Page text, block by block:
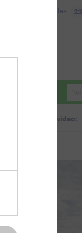
Files 23
Zoeken in foto & video: